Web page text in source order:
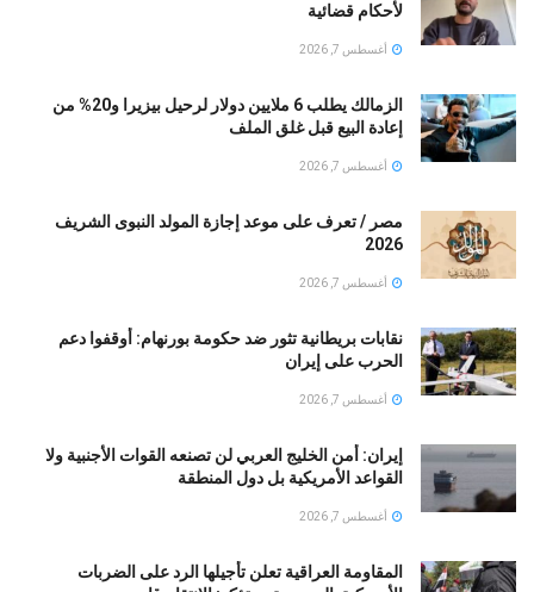
لأحكام قضائية
أغسطس 7, 2026
الزمالك يطلب 6 ملايين دولار لرحيل بيزيرا و20% من
إعادة البيع قبل غلق الملف
أغسطس 7, 2026
مصر / تعرف على موعد إجازة المولد النبوى الشريف
2026
أغسطس 7, 2026
نقابات بريطانية تثور ضد حكومة بورنهام: أوقفوا دعم
الحرب على إيران
أغسطس 7, 2026
إيران: أمن الخليج العربي لن تصنعه القوات الأجنبية ولا
القواعد الأمريكية بل دول المنطقة
أغسطس 7, 2026
المقاومة العراقية تعلن تأجيلها الرد على الضربات